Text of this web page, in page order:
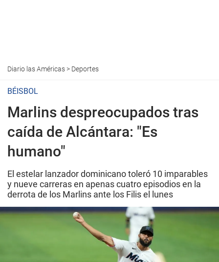
Diario las Américas> Deportes
BÉISBOL
Marlins despreocupados tras
caída de Alcántara: "Es
humano"
El estelar lanzador dominicano toleró 10 imparables
y nueve carreras en apenas cuatro episodios en la
derrota de los Marlins ante los Filis el lunes